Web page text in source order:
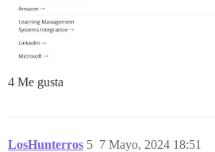
4 Me gusta
LosHunterros 7 Mayo, 2024 18:51
5